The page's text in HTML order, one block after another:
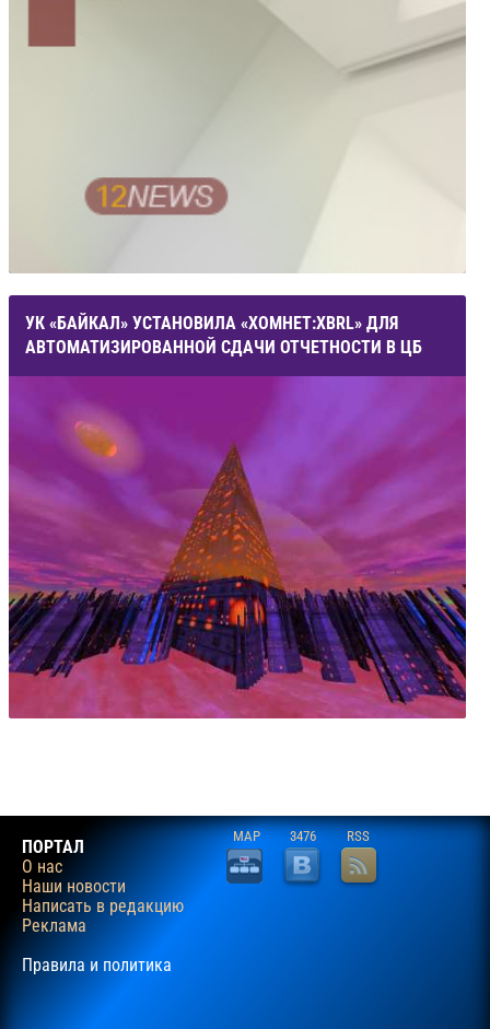
УК «БАЙКАЛ» УСТАНОВИЛА «ХОМНЕТ:XBRL» ДЛЯ
АВТОМАТИЗИРОВАННОЙ СДАЧИ ОТЧЕТНОСТИ В ЦБ
ПОРТАЛ
О нас
Наши новости
Написать в редакцию
Реклама
Правила и политика
MAP 3476 RSS